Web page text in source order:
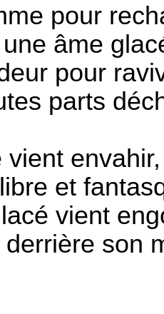
pour
âme
pour
parts
vient envahir,
et
vient
son